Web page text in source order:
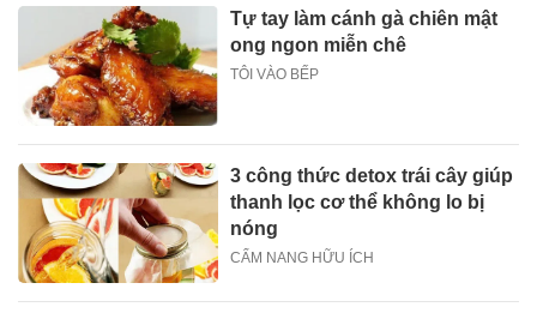
Tự tay làm cánh gà chiên mật
ong ngon miễn chê
TÔI VÀO BẾP
3 công thức detox trái cây giúp
thanh lọc cơ thể không lo bị
nóng
CẨM NANG HỮU ÍCH